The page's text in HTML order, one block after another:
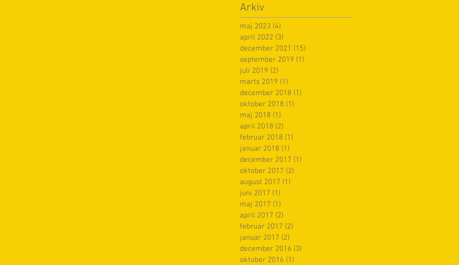
Arkiv
maj 2023 (4)
april 2022 (3)
december 2021 (15)
september 2019 (1)
juli 2019 (2)
marts 2019 (1)
december 2018 (1)
oktober 2018 (1)
maj 2018 (1)
april 2018 (2)
februar 2018 (1)
januar 2018 (1)
december 2017 (1)
oktober 2017 (2)
august 2017 (1)
juni 2017 (1)
maj 2017 (1)
april 2017 (2)
februar 2017 (2)
januar 2017 (2)
december 2016 (3)
oktober 2016 (1)